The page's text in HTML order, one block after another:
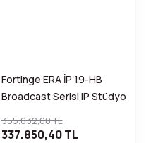
Fortinge ERA İP 19-HB
Broadcast Serisi IP Stüdyo
355.632,00 TL
337.850,40 TL